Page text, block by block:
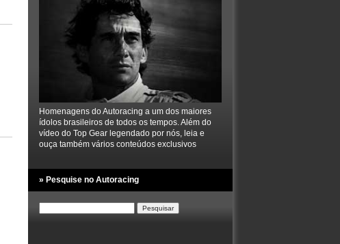
Homenagens do Autoracing a um dos maiores
ídolos brasileiros de todos os tempos. Além do
vídeo do Top Gear legendado por nós, leia e
ouça também vários conteúdos exclusivos
» Pesquise no Autoracing
por: